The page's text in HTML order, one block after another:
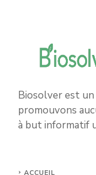
Biosolver est
promouvons
à but informatif
ACCUEIL